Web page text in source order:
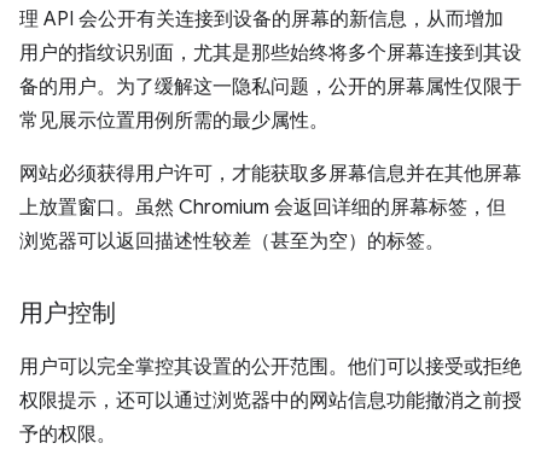
理 API 会公开有关连接到设备的屏幕的新信息，从而增加
用户的指纹识别面，尤其是那些始终将多个屏幕连接到其设
备的用户。为了缓解这一隐私问题，公开的屏幕属性仅限于
常见展示位置用例所需的最少属性。
网站必须获得用户许可，才能获取多屏幕信息并在其他屏幕
上放置窗口。虽然 Chromium 会返回详细的屏幕标签，但
浏览器可以返回描述性较差（甚至为空）的标签。
用户控制
用户可以完全掌控其设置的公开范围。他们可以接受或拒绝
权限提示，还可以通过浏览器中的网站信息功能撤消之前授
予的权限。